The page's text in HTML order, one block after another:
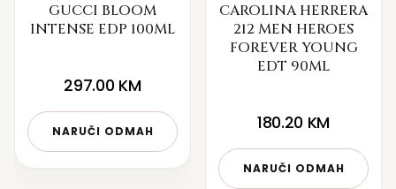
GUCCI BLOOM
INTENSE EDP 100ML
297.00 KM
NARUČI ODMAH
CAROLINA HERRERA
212 MEN HEROES
FOREVER YOUNG
EDT 90ML
180.20 KM
NARUČI ODMAH